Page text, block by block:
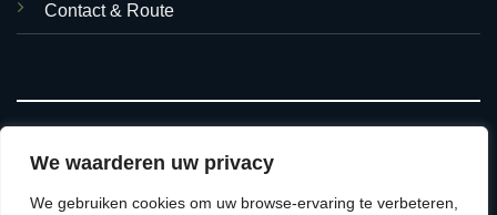
We waarderen uw privacy
We gebruiken cookies om uw browse-ervaring te verbeteren,
Contact & Route